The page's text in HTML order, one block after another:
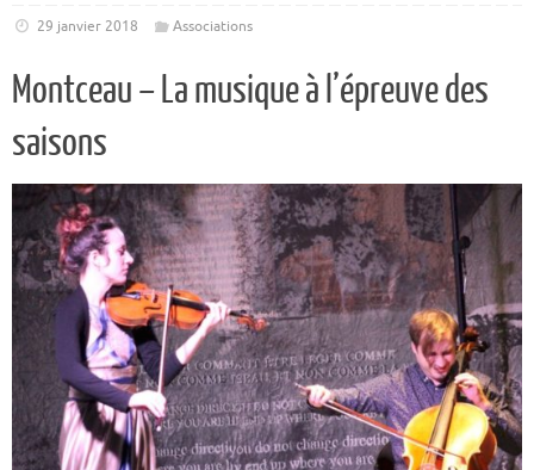
29 janvier 2018 Associations
Montceau – La musique à l’épreuve des
saisons